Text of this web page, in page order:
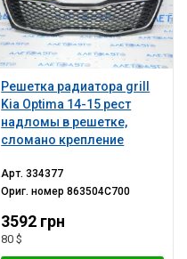
Решетка радиатора grill
Kia Optima 14-15 рест
надломы в решетке,
сломано крепление
Арт.334377
Ориг. номер863504C700
3592 грн
80 $